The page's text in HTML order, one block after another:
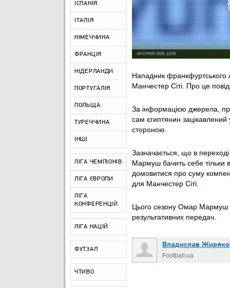
ІСПАНІЯ
ІТАЛІЯ
НІМЕЧЧИНА
ФРАНЦІЯ
НІДЕРЛАНДИ
ПОРТУГАЛІЯ
ПОЛЬЩА
ТУРЕЧЧИНА
ІНШІ
ЛІГА ЧЕМПІОНІВ
ЛІГА ЄВРОПИ
ЛІГА
КОНФЕРЕНЦІЙ
ЛІГА НАЦІЙ
ФУТЗАЛ
ЧТИВО
04 СІЧНЯ 2025, 13:35
Нападник франкфуртського
Манчестер Сіті. Про це
За інформацією джерела,
сам єгиптянин
стороною.
Зазначається, що в
Мармуш бачить себе тільки
домовитися про суму
для Манчестер Сіті.
Цього сезону Омар Мармуш
результативних передач.
Владислав
Football.ua